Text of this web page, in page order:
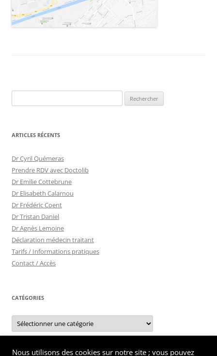
ARTICLES RÉCENTS
Dr Cyril Quémeras
Prendre RDV avec Doctolib
Dr Emilie Cottebrune
Dr Elisabeth Calarnou
Dr Frédéric Coent
Dr Tristan Daniel
Dr Agnès Lemoine
Déclaration médecin traitant
Tarifs / Informations pratiques
Contact / Accès
CATÉGORIES
Catégories
Nous utilisons des cookies sur notre site ; vous pouvez